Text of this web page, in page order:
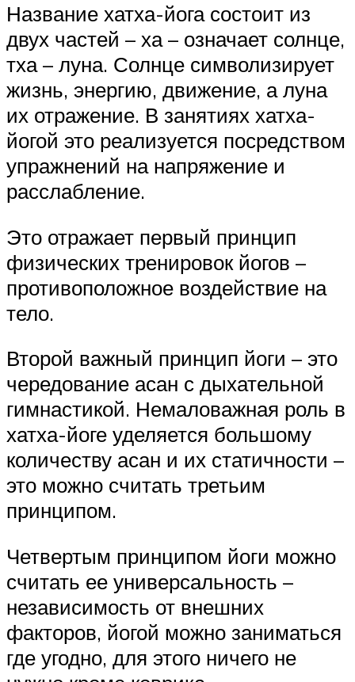
Название хатха-йога состоит из
двух частей – ха – означает солнце,
тха – луна. Солнце символизирует
жизнь, энергию, движение, а луна
их отражение. В занятиях хатха-
йогой это реализуется посредством
упражнений на напряжение и
расслабление.
Это отражает первый принцип
физических тренировок йогов –
противоположное воздействие на
тело.
Второй важный принцип йоги – это
чередование асан с дыхательной
гимнастикой. Немаловажная роль в
хатха-йоге уделяется большому
количеству асан и их статичности –
это можно считать третьим
принципом.
Четвертым принципом йоги можно
считать ее универсальность –
независимость от внешних
факторов, йогой можно заниматься
где угодно, для этого ничего не